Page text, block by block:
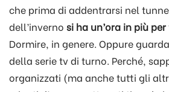
che prima di addentrarsi nel
dell’inverno si ha un’ora in più
Dormire, in genere. Oppure
della serie tv di turno. Perché,
organizzati (ma anche tutti gli